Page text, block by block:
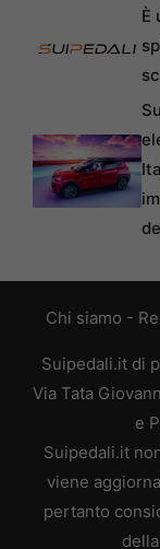
È
Chi siamo -
Suipedali.it di
Via Tata
e
Suipedali.it
viene
pertanto